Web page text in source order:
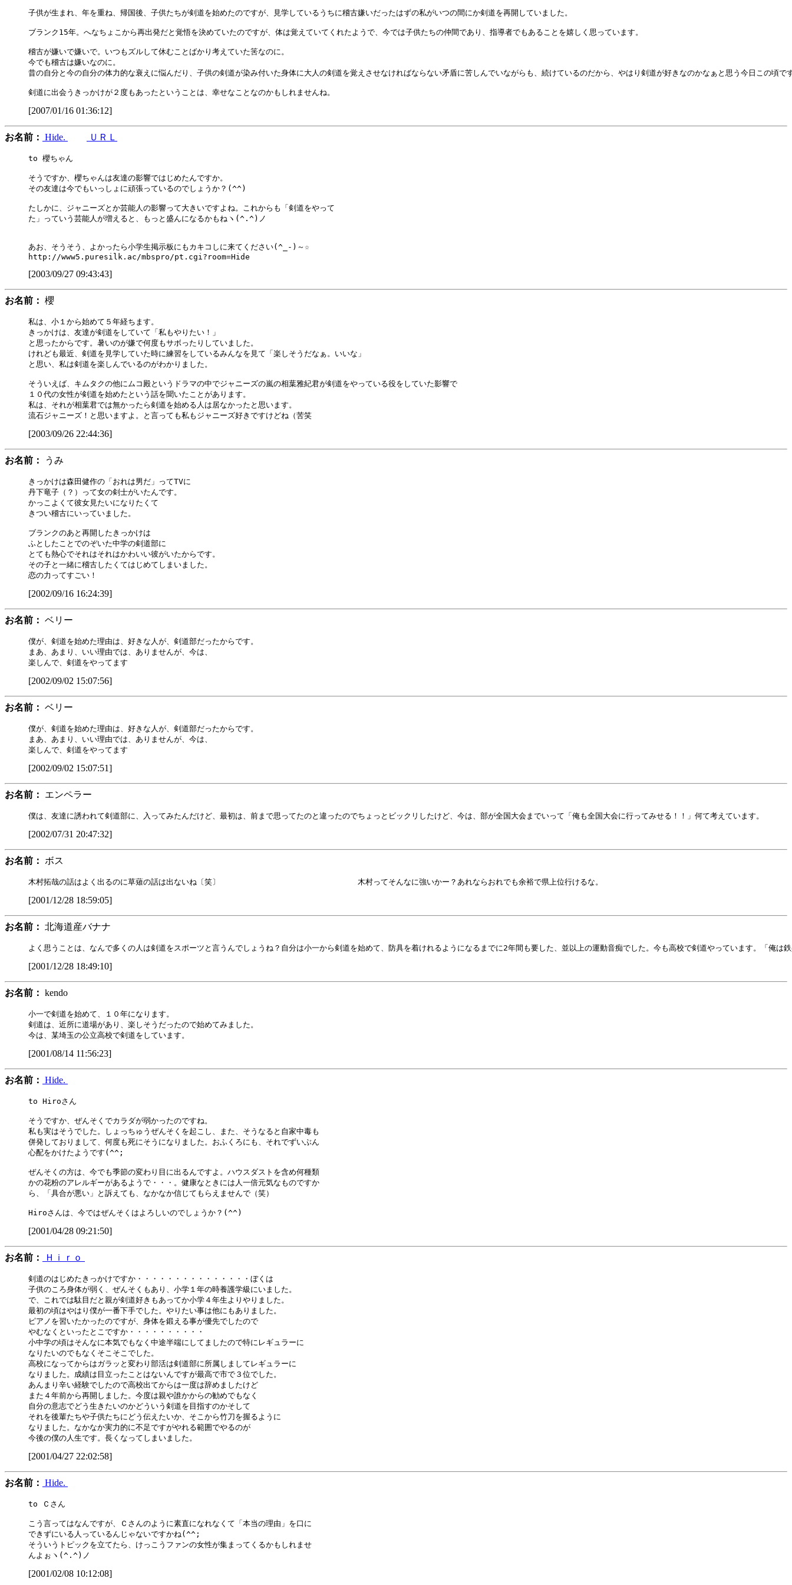
子供が生まれ、年を重ね、帰国後、子供たちが剣道を始めたのですが、見学しているうちに稽古嫌いだったはずの私がいつの間にか剣道を再開していました。
ブランク15年。へなちょこから再出発だと覚悟を決めていたのですが、体は覚えていてくれたようで、今では子供たちの仲間であり、指導者でもあることを嬉しく思っています。
稽古が嫌いで嫌いで。いつもズルして休むことばかり考えていた筈なのに。
今でも稽古は嫌いなのに。
昔の自分と今の自分の体力的な衰えに悩んだり、子供の剣道が染み付いた身体に大人の剣道を覚えさせなければならない矛盾に苦しんでいながらも、続けているのだから、やはり剣道が好きなのかなぁと思う今日この頃で
[2007/01/16 01:36:12]
お名前： Hide. ＵＲＬ
to 櫻ちゃん
そうですか、櫻ちゃんは友達の影響ではじめたんですか。
その友達は今でもいっしょに頑張っているのでしょうか？(^^)
たしかに、ジャニーズとか芸能人の影響って大きいですよね。これからも「剣道をやって
た」っていう芸能人が増えると、もっと盛んになるかもねヽ(^.^)ノ
あお、そうそう、よかったら小学生掲示板にもカキコしに来てください(^_-)～☆
[2003/09/27 09:43:43]
お名前： 櫻
私は、小１から始めて５年経ちます。
きっかけは、友達が剣道をしていて「私もやりたい！」
と思ったからです。暑いのが嫌で何度もサボったりしていました。
けれども最近、剣道を見学していた時に練習をしているみんなを見て「楽しそうだなぁ。いいな」
と思い、私は剣道を楽しんでいるのがわかりました。
そういえば、キムタクの他にムコ殿というドラマの中でジャニーズの嵐の相葉雅紀君が剣道をやっている役をしていた影響で
１０代の女性が剣道を始めたという話を聞いたことがあります。
私は、それが相葉君では無かったら剣道を始める人は居なかったと思います。
[2003/09/26 22:44:36]
お名前： うみ
きっかけは森田健作の「おれは男だ」ってTVに
丹下竜子（？）って女の剣士がいたんです。
かっこよくて彼女見たいになりたくて
きつい稽古にいっていました。
ブランクのあと再開したきっかけは
ふとしたことでのぞいた中学の剣道部に
とても熱心でそれはそれはかわいい彼がいたからです。
その子と一緒に稽古したくてはじめてしまいました。
[2002/09/16 16:24:39]
お名前： ベリー
僕が、剣道を始めた理由は、好きな人が、剣道部だったからです。
まあ、あまり、いい理由では、ありませんが、今は、
[2002/09/02 15:07:56]
お名前： ベリー
僕が、剣道を始めた理由は、好きな人が、剣道部だったからです。
まあ、あまり、いい理由では、ありませんが、今は、
[2002/09/02 15:07:51]
お名前： エンペラー
[2002/07/31 20:47:32]
お名前： ボス
[2001/12/28 18:59:05]
お名前： 北海道産バナナ
[2001/12/28 18:49:10]
お名前： kendo
小一で剣道を始めて、１０年になります。
剣道は、近所に道場があり、楽しそうだったので始めてみました。
[2001/08/14 11:56:23]
お名前： Hide.
to Hiroさん
そうですか、ぜんそくでカラダが弱かったのですね。
私も実はそうでした。しょっちゅうぜんそくを起こし、また、そうなると自家中毒も
併発しておりまして、何度も死にそうになりました。おふくろにも、それでずいぶん
心配をかけたようです(^^;
ぜんそくの方は、今でも季節の変わり目に出るんですよ。ハウスダストを含め何種類
かの花粉のアレルギーがあるようで・・・。健康なときには人一倍元気なものですか
ら、「具合が悪い」と訴えても、なかなか信じてもらえませんで（笑）
[2001/04/28 09:21:50]
お名前： Ｈｉｒｏ
剣道のはじめたきっかけですか・・・・・・・・・・・・・・・ぼくは
子供のころ身体が弱く、ぜんそくもあり、小学１年の時養護学級にいました。
で、これでは駄目だと親が剣道好きもあってか小学４年生よりやりました。
最初の頃はやはり僕が一番下手でした。やりたい事は他にもありました。
ピアノを習いたかったのですが、身体を鍛える事が優先でしたので
やむなくといったとこですか・・・・・・・・・・
小中学の頃はそんなに本気でもなく中途半端にしてましたので特にレギュラーに
なりたいのでもなくそこそこでした。
高校になってからはガラッと変わり部活は剣道部に所属しましてレギュラーに
なりました。成績は目立ったことはないんですが最高で市で３位でした。
あんまり辛い経験でしたので高校出てからは一度は辞めましたけど
また４年前から再開しました。今度は親や誰かからの勧めでもなく
自分の意志でどう生きたいのかどういう剣道を目指すのかそして
それを後輩たちや子供たちにどう伝えたいか、そこから竹刀を握るように
なりました。なかなか実力的に不足ですがやれる範囲でやるのが
[2001/04/27 22:02:58]
お名前： Hide.
to Ｃさん
こう言ってはなんですが、Ｃさんのように素直になれなくて「本当の理由」を口に
できずにいる人っているんじゃないですかね(^^;
そういうトピックを立てたら、けっこうファンの女性が集まってくるかもしれませ
[2001/02/08 10:12:08]